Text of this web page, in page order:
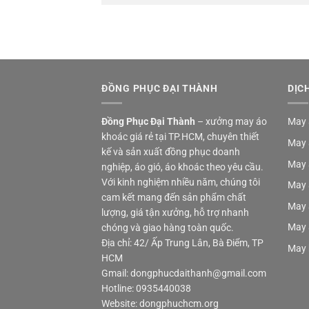
ĐỒNG PHỤC ĐẠI THÀNH
Đồng Phục Đại Thành – xưởng may áo
khoác giá rẻ tại TP.HCM, chuyên thiết
kế và sản xuất đồng phục doanh
nghiệp, áo gió, áo khoác theo yêu cầu.
Với kinh nghiệm nhiều năm, chúng tôi
cam kết mang đến sản phẩm chất
lượng, giá tận xưởng, hỗ trợ nhanh
chóng và giao hàng toàn quốc.
Địa chỉ: 42/ Ấp Trung Lân, Bà Điểm, TP
HCM
Gmail: dongphucdaithanh@gmail.com
Hotline: 0935440038
Website: dongphuchcm.org
May
May
May
May
May
May
May